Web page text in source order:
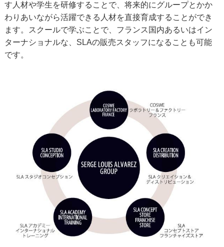
す人材や学生を研修することで、将来的にグループとかか
わりあいながら活躍できる人材を直接育成することができ
ます。スクールで学ぶことで、フランス国内あるいはイン
ターナショナルな、SLAの販売スタッフになることも可能
です。